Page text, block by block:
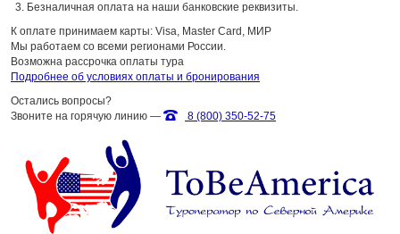
Безналичная оплата на наши банковские реквизиты.
К оплате принимаем карты: Visa, Master Card, МИР
Мы работаем со всеми регионами России.
Возможна рассрочка оплаты тура
Подробнее об условиях оплаты и бронирования
Остались вопросы?
Звоните на горячую линию —
8 (800) 350-52-75